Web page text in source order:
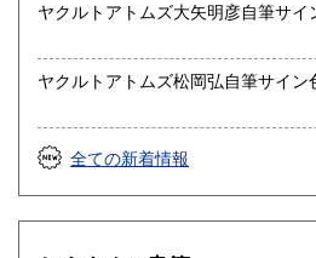
ヤクルトアトムズ大矢明彦自筆サイ
ヤクルトアトムズ松岡弘自筆サイン
全ての新着情報